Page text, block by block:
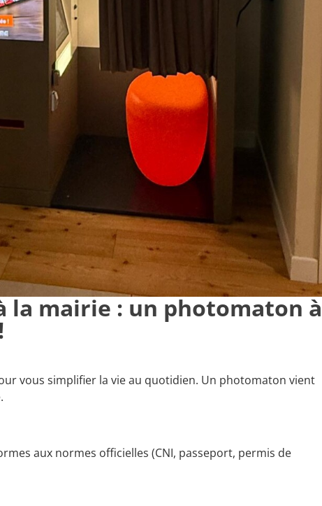
la mairie : un photomaton à
vous simplifier la vie au quotidien. Un photomaton vient
aux normes officielles (CNI, passeport, permis de